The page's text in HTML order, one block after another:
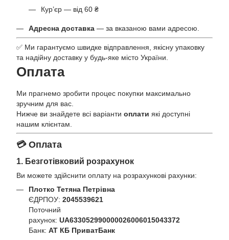
Кур’єр — від 60 ₴
Адресна доставка — за вказаною вами адресою.
✅ Ми гарантуємо швидке відправлення, якісну упаковку
та надійну доставку у будь-яке місто України.
Оплата
Ми прагнемо зробити процес покупки максимально
зручним для вас.
Нижче ви знайдете всі варіанти оплати які доступні
нашим клієнтам.
💳 Оплата
1. Безготівковий розрахунок
Ви можете здійснити оплату на розрахункові рахунки:
Плотко Тетяна Петрівна
ЄДРПОУ: 2045539621
Поточний
рахунок: UA633052990000026006015043372
Банк: АТ КБ ПриватБанк